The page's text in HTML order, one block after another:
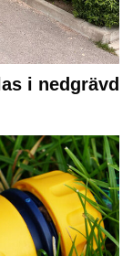
i nedgrävd